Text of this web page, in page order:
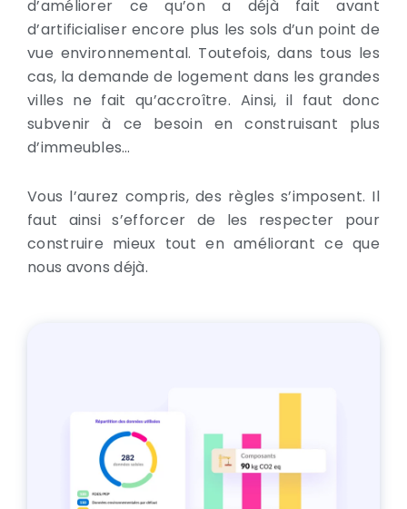
d’améliorer ce qu’on a déjà fait avant
d’artificialiser encore plus les sols d’un point de
vue environnemental. Toutefois, dans tous les
cas, la demande de logement dans les grandes
villes ne fait qu’accroître. Ainsi, il faut donc
subvenir à ce besoin en construisant plus
d’immeubles…
Vous l’aurez compris, des règles s’imposent. Il
faut ainsi s’efforcer de les respecter pour
construire mieux tout en améliorant ce que
nous avons déjà.